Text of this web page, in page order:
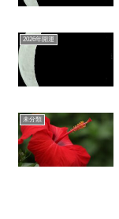
2026年開運
未分類